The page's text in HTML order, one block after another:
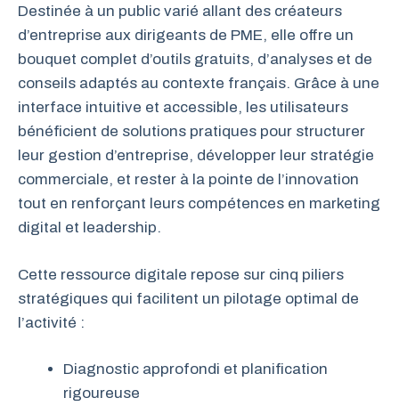
Destinée à un public varié allant des créateurs
d’entreprise aux dirigeants de PME, elle offre un
bouquet complet d’outils gratuits, d’analyses et de
conseils adaptés au contexte français. Grâce à une
interface intuitive et accessible, les utilisateurs
bénéficient de solutions pratiques pour structurer
leur gestion d’entreprise, développer leur stratégie
commerciale, et rester à la pointe de l’innovation
tout en renforçant leurs compétences en marketing
digital et leadership.
Cette ressource digitale repose sur cinq piliers
stratégiques qui facilitent un pilotage optimal de
l’activité :
Diagnostic approfondi et planification
rigoureuse